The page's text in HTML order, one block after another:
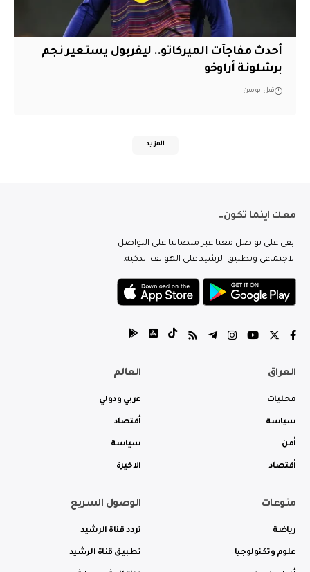
أحدث مفاجآت الميركاتو.. ليفربول يستعير نجم
برشلونة أراوخو
قبل يومين
المزيد
معك اينما تكون..
ابقى على تواصل معنا عبر منصاتنا على التواصل
الاجتماعي وتطبيق الرشيد على الهواتف الذكية.
العراق
محليات
سياسة
أمن
أقتصاد
العالم
عربي ودولي
أقتصاد
سياسة
الاخيرة
منوعات
رياضة
علوم وتكنولوجيا
الوصول السريع
تردد قناة الرشيد
تطبيق قناة الرشيد